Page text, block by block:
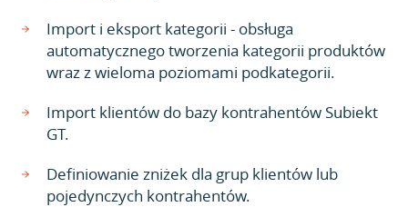
Import i eksport kategorii - obsługa
automatycznego tworzenia kategorii produktów
wraz z wieloma poziomami podkategorii.
Import klientów do bazy kontrahentów Subiekt
GT.
Definiowanie zniżek dla grup klientów lub
pojedynczych kontrahentów.